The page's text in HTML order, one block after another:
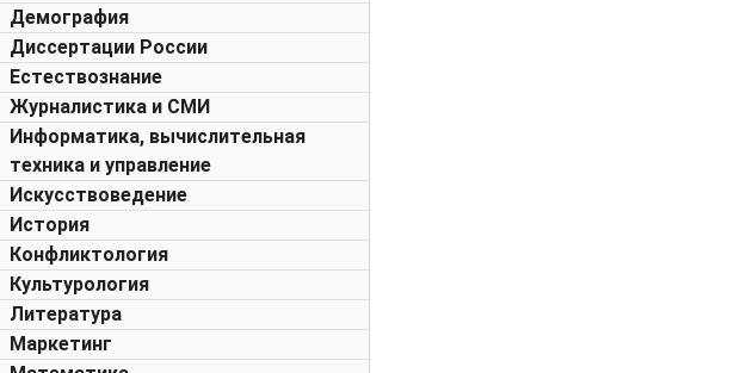
Демография
Диссертации России
Естествознание
Журналистика и СМИ
Информатика, вычислительная
техника и управление
Искусствоведение
История
Конфликтология
Культурология
Литература
Маркетинг